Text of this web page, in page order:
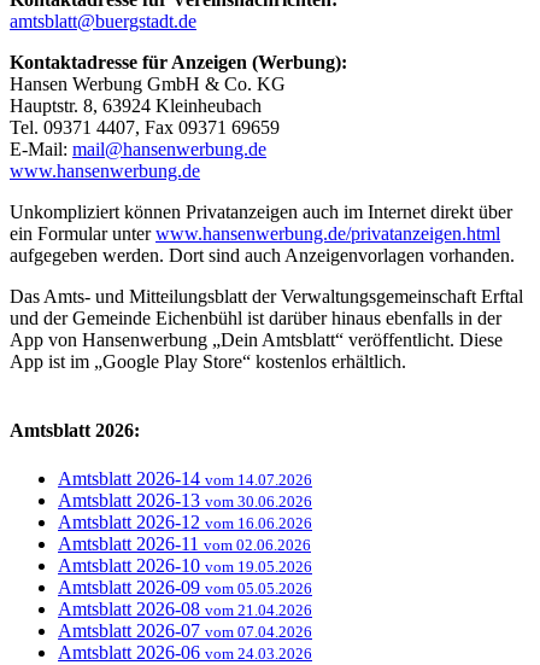
amtsblatt@buergstadt.de
Kontaktadresse für Anzeigen (Werbung):
Hansen Werbung GmbH & Co. KG
Hauptstr. 8, 63924 Kleinheubach
Tel. 09371 4407, Fax 09371 69659
E-Mail: mail@hansenwerbung.de
www.hansenwerbung.de
Unkompliziert können Privatanzeigen auch im Internet direkt über
ein Formular unterwww.hansenwerbung.de/privatanzeigen.html
aufgegeben werden. Dort sind auch Anzeigenvorlagen vorhanden.
Das Amts- und Mitteilungsblatt der Verwaltungsgemeinschaft Erftal
und der Gemeinde Eichenbühl ist darüber hinaus ebenfalls in der
App von Hansenwerbung „Dein Amtsblatt“ veröffentlicht. Diese
App ist im „Google Play Store“ kostenlos erhältlich.
Amtsblatt 2026:
Amtsblatt 2026-14 vom 14.07.2026
Amtsblatt 2026-13 vom 30.06.2026
Amtsblatt 2026-12 vom 16.06.2026
Amtsblatt 2026-11 vom 02.06.2026
Amtsblatt 2026-10 vom 19.05.2026
Amtsblatt 2026-09 vom 05.05.2026
Amtsblatt 2026-08 vom 21.04.2026
Amtsblatt 2026-07 vom 07.04.2026
Amtsblatt 2026-06 vom 24.03.2026